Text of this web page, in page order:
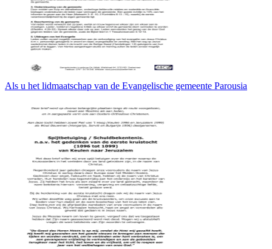
Als u het lidmaatschap van de Evangelische gemeente Parousia